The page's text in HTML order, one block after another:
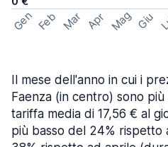
Gen Feb Mar Apr Mag Giu
Il mese dell'anno in cui i
Faenza (in centro) sono
tariffa media di 17,56 € al
più basso del 24% rispetto